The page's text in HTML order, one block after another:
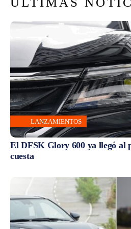
LANZAMIENTOS
El DFSK Glory 600 ya llegó al
cuesta